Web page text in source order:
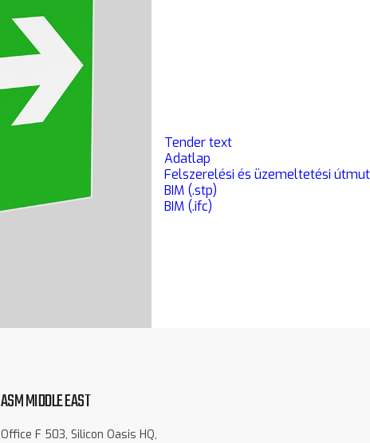
Tender text
Adatlap
Felszerelési és üzemeltetési
BIM (.stp)
BIM (.ifc)
ASM MIDDLE EAST
Office F 503, Silicon Oasis HQ,